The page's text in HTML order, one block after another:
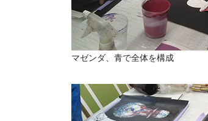
マゼンダ、青で全体を構成